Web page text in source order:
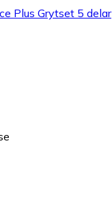
Plus Grytset 5 delar